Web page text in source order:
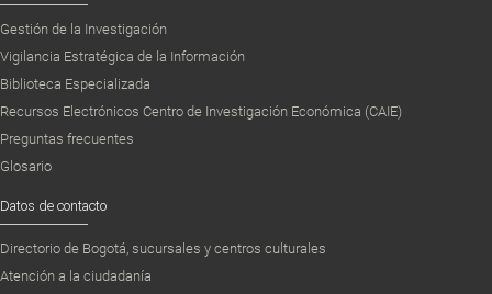
Gestión de la Investigación
Vigilancia Estratégica de la Información
Biblioteca Especializada
Recursos Electrónicos Centro de Investigación Económica (CAIE)
Preguntas frecuentes
Glosario
Datos de contacto
Directorio de Bogotá, sucursales y centros culturales
Atención a la ciudadanía